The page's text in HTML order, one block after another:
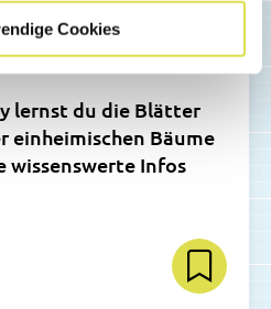
Cookies
zum
lernst du die Blätter
einheimischen Bäume
wissenswerte Infos